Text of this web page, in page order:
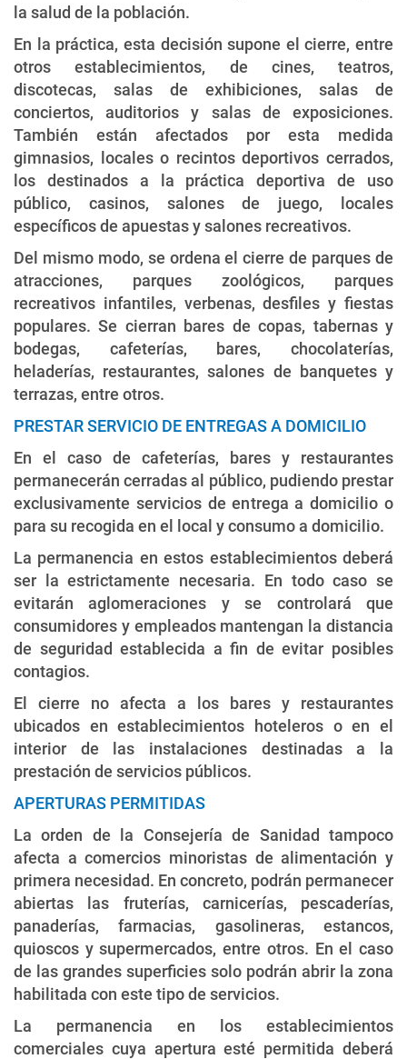
la salud de la población.
En la práctica, esta decisión supone el cierre, entre
otros establecimientos, de cines, teatros,
discotecas, salas de exhibiciones, salas de
conciertos, auditorios y salas de exposiciones.
También están afectados por esta medida
gimnasios, locales o recintos deportivos cerrados,
los destinados a la práctica deportiva de uso
público, casinos, salones de juego, locales
específicos de apuestas y salones recreativos.
Del mismo modo, se ordena el cierre de parques de
atracciones, parques zoológicos, parques
recreativos infantiles, verbenas, desfiles y fiestas
populares. Se cierran bares de copas, tabernas y
bodegas, cafeterías, bares, chocolaterías,
heladerías, restaurantes, salones de banquetes y
terrazas, entre otros.
PRESTAR SERVICIO DE ENTREGAS A DOMICILIO
En el caso de cafeterías, bares y restaurantes
permanecerán cerradas al público, pudiendo prestar
exclusivamente servicios de entrega a domicilio o
para su recogida en el local y consumo a domicilio.
La permanencia en estos establecimientos deberá
ser la estrictamente necesaria. En todo caso se
evitarán aglomeraciones y se controlará que
consumidores y empleados mantengan la distancia
de seguridad establecida a fin de evitar posibles
contagios.
El cierre no afecta a los bares y restaurantes
ubicados en establecimientos hoteleros o en el
interior de las instalaciones destinadas a la
prestación de servicios públicos.
APERTURAS PERMITIDAS
La orden de la Consejería de Sanidad tampoco
afecta a comercios minoristas de alimentación y
primera necesidad. En concreto, podrán permanecer
abiertas las fruterías, carnicerías, pescaderías,
panaderías, farmacias, gasolineras, estancos,
quioscos y supermercados, entre otros. En el caso
de las grandes superficies solo podrán abrir la zona
habilitada con este tipo de servicios.
La permanencia en los establecimientos
comerciales cuya apertura esté permitida deberá